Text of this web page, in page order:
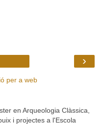
›
per a web
en Arqueologia Clàssica,
i projectes a l'Escola